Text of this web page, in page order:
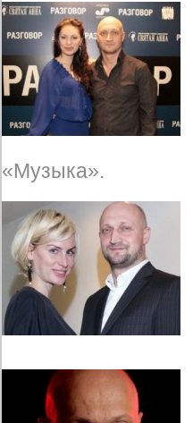
«Музыка».